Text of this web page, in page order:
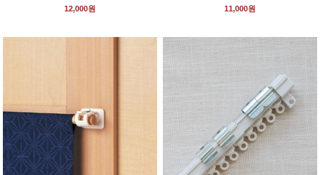
12,000원 11,000원